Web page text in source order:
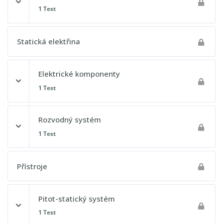
1 Test
Postupový test 11 - Všeobecné znalosti letadla
Statická elektřina
Elektrické komponenty
1 Test
Obsah lekce
Postupový test 12 - Všeobecné znalosti letadla
Rozvodný systém
1 Test
Postupový test 13 - Všeobecné znalosti letadla
Přístroje
Pitot-statický systém
1 Test